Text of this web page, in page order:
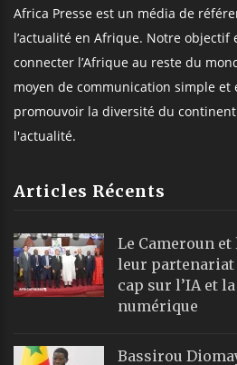
Africa Presse est un média de
l’actualité en Afrique. Notre objectif
connecter l’Afrique au reste du
moyen de communication simple et
promouvoir la diversité du
l'actualité.
Articles Récents
Le Cameroun
leur partenariat
cap sur l’IA et
numérique
Bassirou